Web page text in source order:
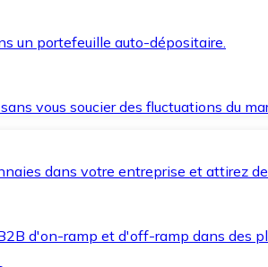
un portefeuille auto-dépositaire.
vous soucier des fluctuations du
dans votre entreprise et attirez
d'on-ramp et d'off-ramp dans des